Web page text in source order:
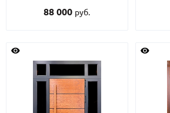
остекленными вставками
88 000 руб.